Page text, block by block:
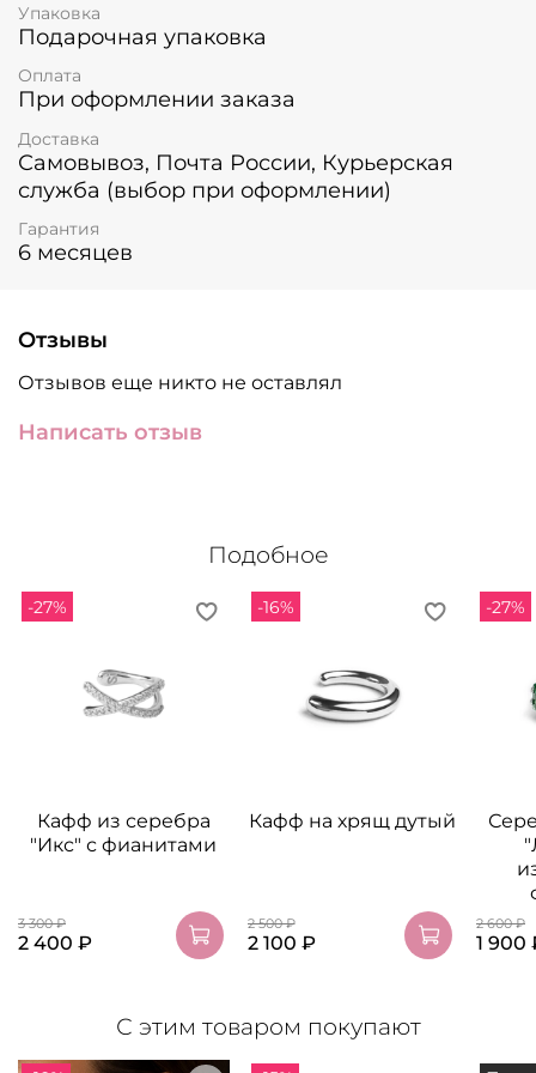
Упаковка
Подарочная упаковка
Оплата
При оформлении заказа
Доставка
Самовывоз, Почта России, Курьерская
служба (выбор при оформлении)
Гарантия
6 месяцев
Отзывы
Отзывов еще никто не оставлял
Написать отзыв
Подобное
-27%
Кафф из серебра
"Икс" с фианитами
3 300 ₽
2 400 ₽
-16%
Кафф на хрящ дутый
2 500 ₽
2 100 ₽
-27%
2 600 ₽
1 900
С этим товаром покупают